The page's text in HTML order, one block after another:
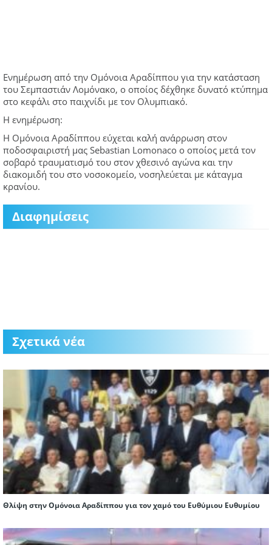
Ενημέρωση από την Ομόνοια Αραδίππου για την κατάσταση
του Σεμπαστιάν Λομόνακο, ο οποίος δέχθηκε δυνατό κτύπημα
στο κεφάλι στο παιχνίδι με τον Ολυμπιακό.
Η ενημέρωση:
Η Ομόνοια Αραδίππου εύχεται καλή ανάρρωση στον
ποδοσφαιριστή μας Sebastian Lomonaco ο οποίος μετά τον
σοβαρό τραυματισμό του στον χθεσινό αγώνα και την
διακομιδή του στο νοσοκομείο, νοσηλεύεται με κάταγμα
κρανίου.
Διαφημίσεις
Σχετικά νέα
Θλίψη στην Ομόνοια Αραδίππου για τον χαμό του Ευθύμιου Ευθυμίου